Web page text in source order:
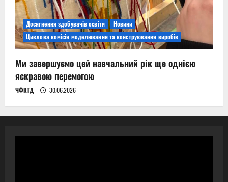
Досягнення здобувачів освіти
Новини
Циклова комісія моделювання та конструювання виробів
Ми завершуємо цей навчальний рік ще однією
яскравою перемогою
ЧФКТД 30.06.2026